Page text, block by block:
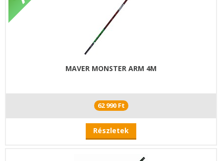
MAVER MONSTER ARM 4M
62 990 Ft
Részletek